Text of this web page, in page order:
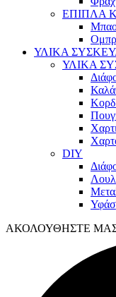
ΕΠΙΠΛΑ
ΥΛΙΚΑ
ΥΛΙΚΑ
DIY
ΑΚΟΛΟΥΘΗΣΤΕ